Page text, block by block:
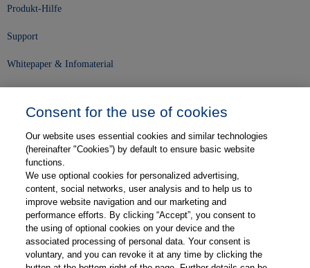
Produkt-Hilfe
Support
Whitepaper & Infomaterial
Karriere
Kontakt
Web-Semniare
Anwenderberichte
Partner
Consent for the use of cookies
Our website uses essential cookies and similar technologies
(hereinafter "Cookies”) by default to ensure basic website
functions.
We use optional cookies for personalized advertising,
content, social networks, user analysis and to help us to
improve website navigation and our marketing and
performance efforts. By clicking “Accept”, you consent to
the using of optional cookies on your device and the
associated processing of personal data. Your consent is
voluntary, and you can revoke it at any time by clicking the